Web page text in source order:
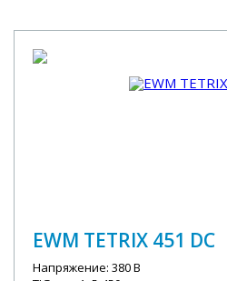
EWM TETRIX 451 DC
Напряжение: 380 В